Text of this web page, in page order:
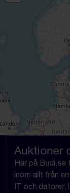
Auktioner
Här på Budi.se
inom allt från
IT och datorer,